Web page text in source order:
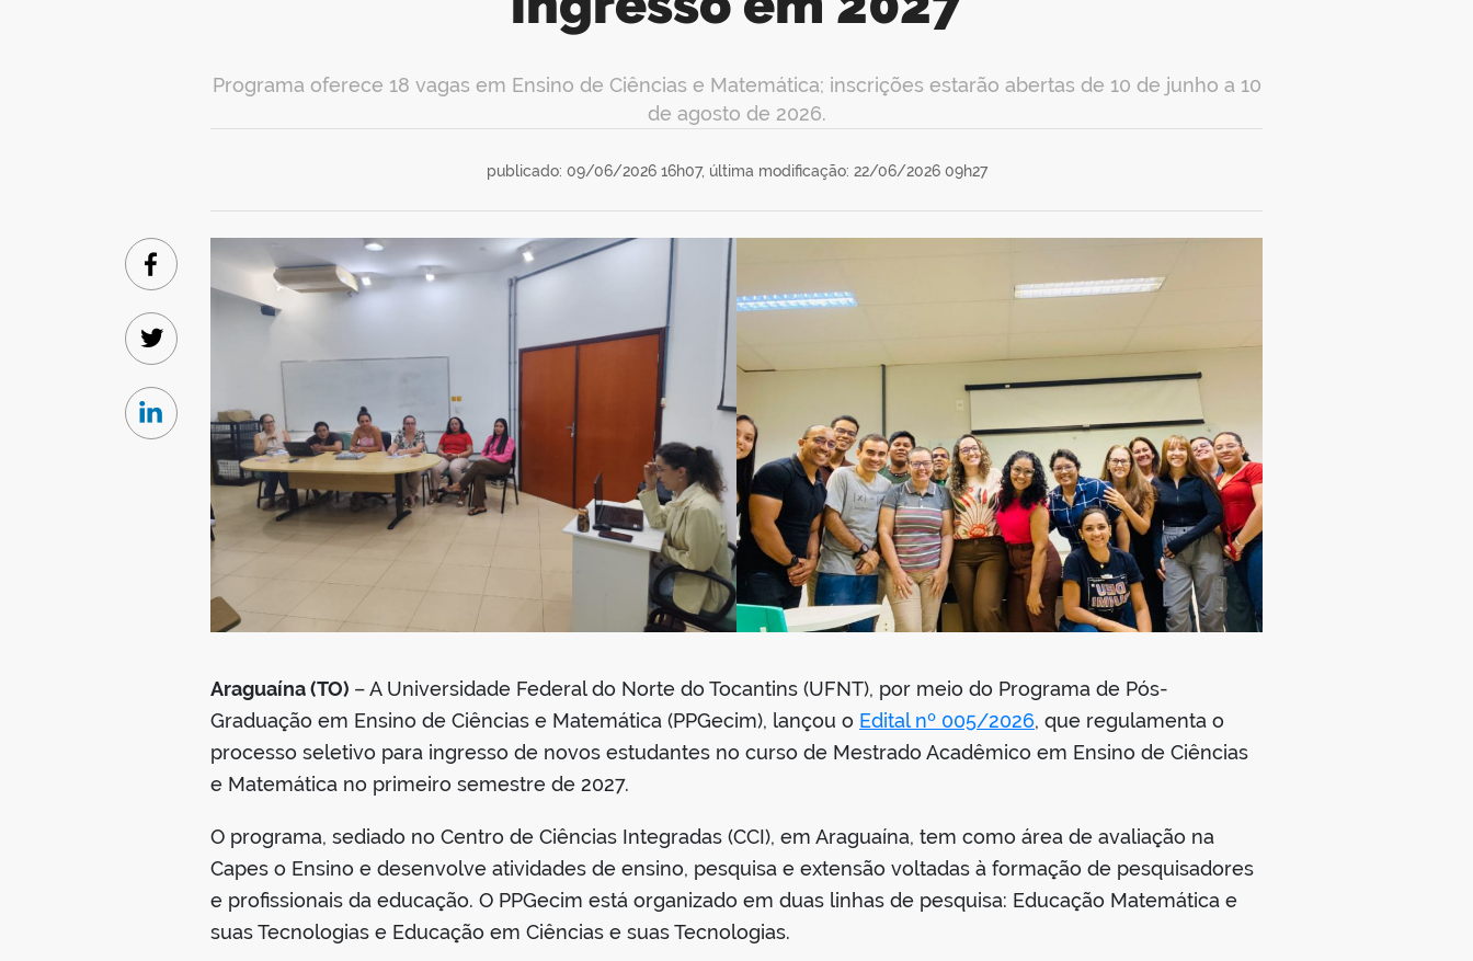
Programa oferece 18 vagas em Ensino de Ciências e Matemática; inscrições estarão abertas de 10 de junho a 10
de agosto de 2026.
publicado: 09/06/2026 16h07, última modificação: 22/06/2026 09h27
Araguaína (TO) – A Universidade Federal do Norte do Tocantins (UFNT), por meio do Programa de Pós-
Graduação em Ensino de Ciências e Matemática (PPGecim), lançou o Edital nº 005/2026, que regulamenta o
processo seletivo para ingresso de novos estudantes no curso de Mestrado Acadêmico em Ensino de Ciências
e Matemática no primeiro semestre de 2027.
O programa, sediado no Centro de Ciências Integradas (CCI), em Araguaína, tem como área de avaliação na
Capes o Ensino e desenvolve atividades de ensino, pesquisa e extensão voltadas à formação de pesquisadores
e profissionais da educação. O PPGecim está organizado em duas linhas de pesquisa: Educação Matemática e
suas Tecnologias e Educação em Ciências e suas Tecnologias.
Facebook
Twitter
Linkedin